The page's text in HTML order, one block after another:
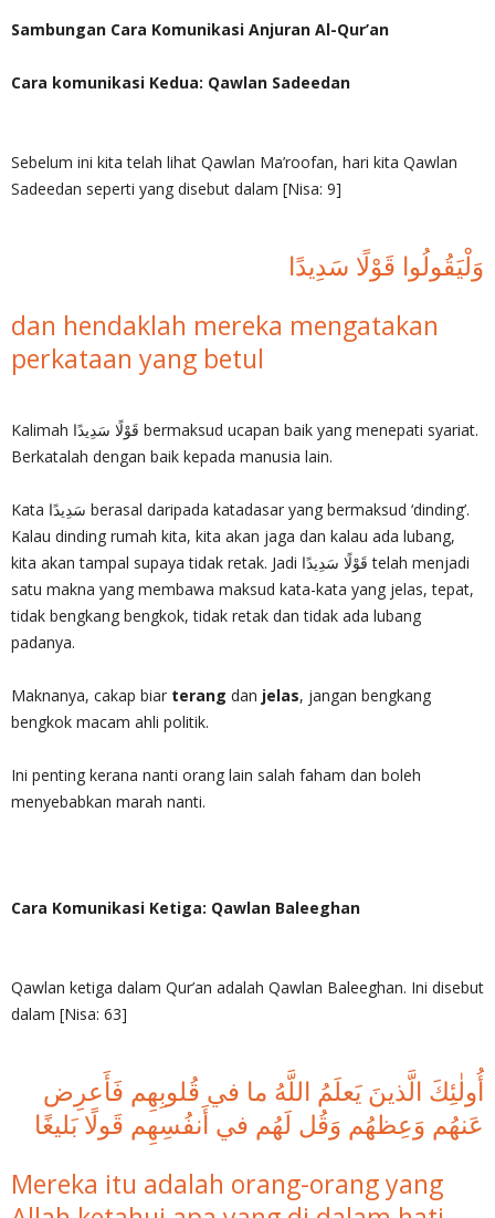
Sambungan Cara Komunikasi Anjuran Al-Qur’an
Cara komunikasi Kedua: Qawlan Sadeedan
Sebelum ini kita telah lihat Qawlan Ma’roofan, hari kita Qawlan
Sadeedan seperti yang disebut dalam [Nisa: 9]
وَلْيَقُولُوا قَوْلًا سَدِيدًا
dan hendaklah mereka mengatakan
perkataan yang betul
Kalimah قَوْلًا سَدِيدًا bermaksud ucapan baik yang menepati syariat.
Berkatalah dengan baik kepada manusia lain.
Kata سَدِيدًا berasal daripada katadasar yang bermaksud ‘dinding’.
Kalau dinding rumah kita, kita akan jaga dan kalau ada lubang,
kita akan tampal supaya tidak retak. Jadi قَوْلًا سَدِيدًا telah menjadi
satu makna yang membawa maksud kata-kata yang jelas, tepat,
tidak bengkang bengkok, tidak retak dan tidak ada lubang
padanya.
Maknanya, cakap biar terang dan jelas, jangan bengkang
bengkok macam ahli politik.
Ini penting kerana nanti orang lain salah faham dan boleh
menyebabkan marah nanti.
Cara Komunikasi Ketiga: Qawlan Baleeghan
Qawlan ketiga dalam Qur’an adalah Qawlan Baleeghan. Ini disebut
dalam [Nisa: 63]
أُولٰئِكَ الَّذينَ يَعلَمُ اللَّهُ ما في قُلوبِهِم فَأَعرِض
عَنهُم وَعِظهُم وَقُل لَهُم في أَنفُسِهِم قَولًا بَليغًا
Mereka itu adalah orang-orang yang